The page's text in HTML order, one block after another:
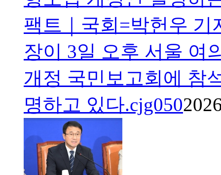
팩트｜국회=박헌우
장이 3일 오후 서울 여
개정 국민보고회에 참
명하고 있다.cjg050